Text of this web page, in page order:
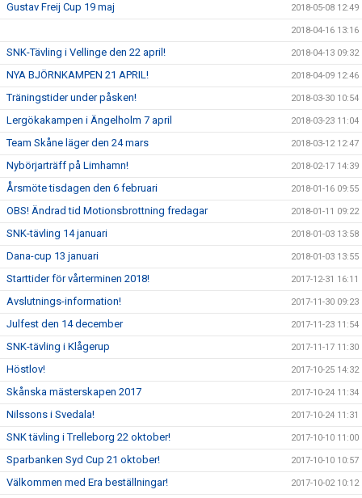
Gustav Freij Cup 19 maj 2018-05-08 12:49
2018-04-16 13:16
SNK-Tävling i Vellinge den 22 april! 2018-04-13 09:32
NYA BJÖRNKAMPEN 21 APRIL! 2018-04-09 12:46
Träningstider under påsken! 2018-03-30 10:54
Lergökakampen i Ängelholm 7 april 2018-03-23 11:04
Team Skåne läger den 24 mars 2018-03-12 12:47
Nybörjarträff på Limhamn! 2018-02-17 14:39
Årsmöte tisdagen den 6 februari 2018-01-16 09:55
OBS! Ändrad tid Motionsbrottning fredagar 2018-01-11 09:22
SNK-tävling 14 januari 2018-01-03 13:58
Dana-cup 13 januari 2018-01-03 13:55
Starttider för vårterminen 2018! 2017-12-31 16:11
Avslutnings-information! 2017-11-30 09:23
Julfest den 14 december 2017-11-23 11:54
SNK-tävling i Klågerup 2017-11-17 11:30
Höstlov! 2017-10-25 14:32
Skånska mästerskapen 2017 2017-10-24 11:34
Nilssons i Svedala! 2017-10-24 11:31
SNK tävling i Trelleborg 22 oktober! 2017-10-10 11:00
Sparbanken Syd Cup 21 oktober! 2017-10-10 10:57
Välkommen med Era beställningar! 2017-10-02 10:12